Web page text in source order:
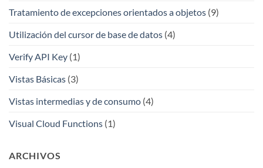
Tratamiento de excepciones orientados a objetos (9)
Utilización del cursor de base de datos (4)
Verify API Key (1)
Vistas Básicas (3)
Vistas intermedias y de consumo (4)
Visual Cloud Functions (1)
ARCHIVOS